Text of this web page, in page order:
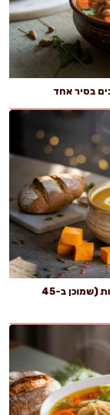
בסיר אחד
מרק דלעת משגע עם עדשים כתומות (שמוכן ב-45